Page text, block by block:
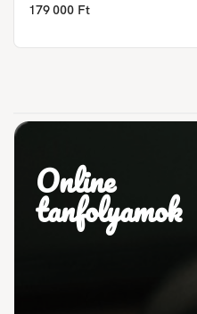
179 000 Ft
Online
tanfolyamok